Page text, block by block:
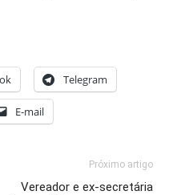
Telegram
E-mail
Próximo artigo
Vereador e ex-secretária